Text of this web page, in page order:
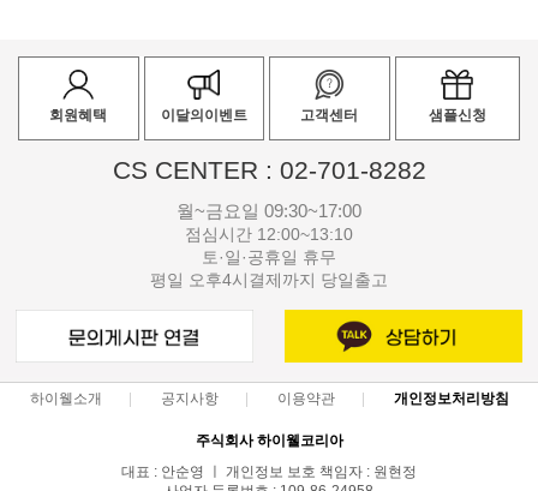
회원혜택 이달의이벤트 고객센터 샘플신청
CS CENTER : 02-701-8282
월~금요일 09:30~17:00
점심시간 12:00~13:10
토·일·공휴일 휴무
평일 오후4시결제까지 당일출고
하이웰소개 공지사항 이용약관 개인정보처리방침
주식회사 하이웰코리아
대표 : 안순영 ㅣ 개인정보 보호 책임자 : 원현정